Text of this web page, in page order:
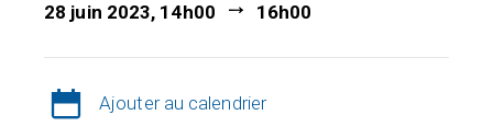
28 juin 2023, 14h00 16h00
Ajouter au calendrier